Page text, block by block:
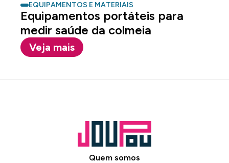
EQUIPAMENTOS E MATERIAIS
Equipamentos portáteis para
medir saúde da colmeia
Veja mais
Quem somos